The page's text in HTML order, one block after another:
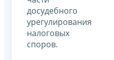
досудебного
урегулирования
налоговых
споров.